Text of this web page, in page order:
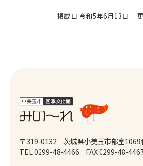
掲載日 令和5年6月13日
〒319-0132 茨城県小美玉市部室1069
TEL 0299-48-4466
FAX 0299-48-4467